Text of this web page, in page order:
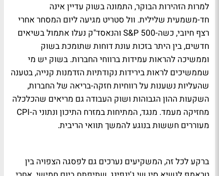
למרות הזהירות הבוקר, התמונה בשוק עדיין אינה
חד-משמעית שלילית. וול סטריט מגיעה ליום המסחר אחרי
רצף חיובי, כשה-S&P 500 והנאסד"ק נעלו אתמול בשיאים
חדשים, בין היתר בזכות עונת דוחות שתומכת בשוק
וממשיכה להראות עמידות ברווחי החברות. בשוק יש מי
שממשיכים לראות בירידות נקודתיות הזדמנות קנייה, בטענה
שהעליות נשענות על רווחיות חזקה-בריאה של החברות,
השקעות ההון הגבוהות ושוק העבודה גם מריאים שהכלכלה
מחזיקה מעמד. מנגד, המתיחות במזרח התיכון ונתוני ה-CPI
מעוררים חששות בנוגע להמשך תוואי הריבית.
ברקע לכל זה, המשקיעים נערכים גם לפסגה הצפויה בין